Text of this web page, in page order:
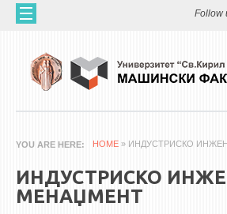
Skip to main content
Follow
ЗА НАС
60 ГОДИНИ МФ
НАУЧНА ДЕЈНОСТ
YOU ARE HERE HOME » ИНДУСТРИСКО
ИНДУСТРИСКО
МЕНАЏМЕНТ